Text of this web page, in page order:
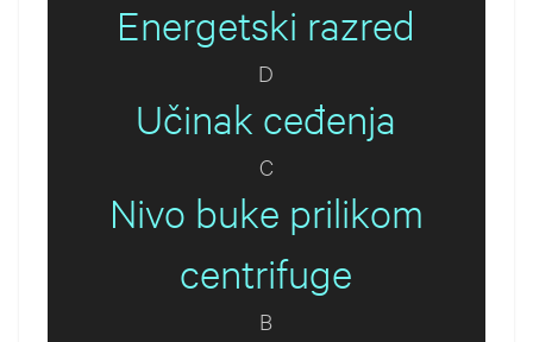
Energetski razred
D
Učinak ceđenja
C
Nivo buke prilikom
centrifuge
B